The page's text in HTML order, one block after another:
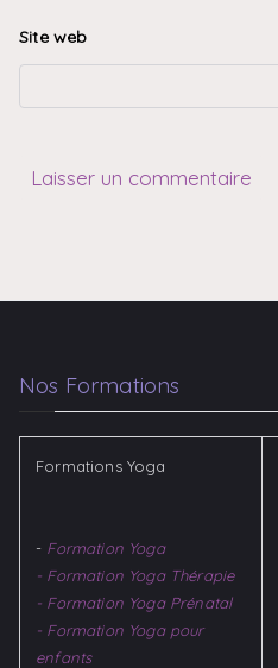
Site web
Nos Formations
Formations Yoga
- Formation Yoga
- Formation Yoga Thérapie
- Formation Yoga Prénatal
- Formation Yoga pour
enfants